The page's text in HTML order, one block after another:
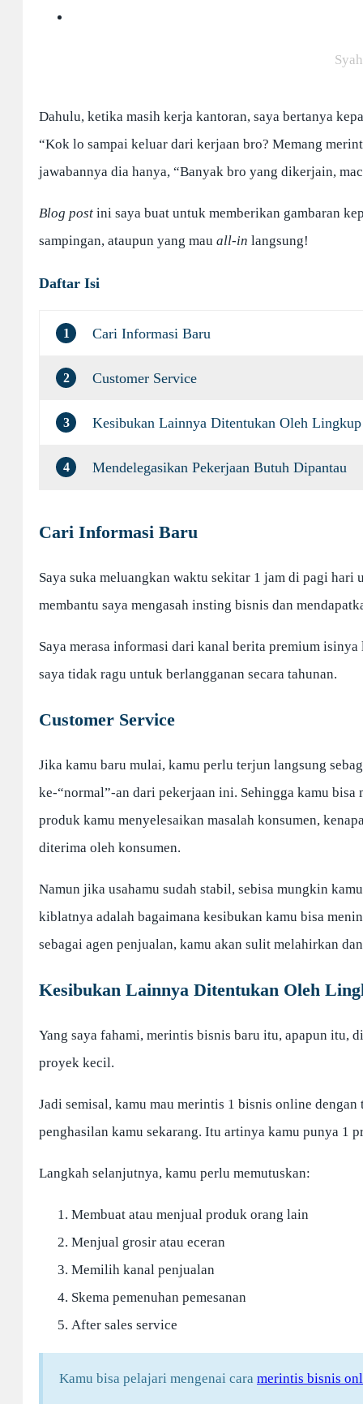
Dahulu, ketika masih kerja kantoran, saya bertanya
“Kok lo sampai keluar dari kerjaan bro? Memang
jawabannya dia hanya, “Banyak bro yang dikerjain,
Blog post ini saya buat untuk memberikan gambaran
sampingan, ataupun yang mau all-in langsung!
Daftar Isi
1 Cari Informasi Baru
2 Customer Service
3 Kesibukan Lainnya Ditentukan Oleh Lingkup
4 Mendelegasikan Pekerjaan Butuh Dipantau
Cari Informasi Baru
Saya suka meluangkan waktu sekitar 1 jam di pagi
membantu saya mengasah insting bisnis dan
Saya merasa informasi dari kanal berita premium
saya tidak ragu untuk berlangganan secara tahunan.
Customer Service
Jika kamu baru mulai, kamu perlu terjun langsung
ke-“normal”-an dari pekerjaan ini. Sehingga kamu bisa
produk kamu menyelesaikan masalah konsumen,
diterima oleh konsumen.
Namun jika usahamu sudah stabil, sebisa mungkin
kiblatnya adalah bagaimana kesibukan kamu bisa
sebagai agen penjualan, kamu akan sulit melahirkan
Kesibukan Lainnya Ditentukan Oleh
Yang saya fahami, merintis bisnis baru itu, apapun itu,
proyek kecil.
Jadi semisal, kamu mau merintis 1 bisnis online
penghasilan kamu sekarang. Itu artinya kamu punya 1
Langkah selanjutnya, kamu perlu memutuskan:
Membuat atau menjual produk orang lain
Menjual grosir atau eceran
Memilih kanal penjualan
Skema pemenuhan pemesanan
After sales service
Kamu bisa pelajari mengenai cara merintis bisnis